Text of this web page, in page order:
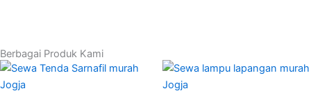
Berbagai Produk Kami
Original
price
Current
Original
price